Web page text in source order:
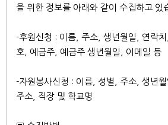
을 위한 정보를 아래와 같이 수집하고 있
-후원신청 : 이름, 주소, 생년월일, 연락
호, 예금주, 예금주 생년월일, 이메일 등
-자원봉사신청 : 이름, 성별, 주소, 생년
주소, 직장 및 학교명